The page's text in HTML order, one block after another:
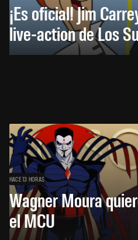
¡Es oficial! Jim
live-action de Los
HACE 13 HORAS
Wagner Moura
el MCU